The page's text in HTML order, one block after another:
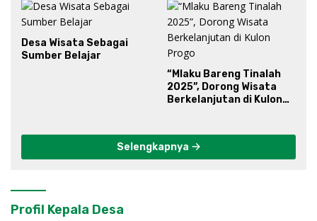
Desa Wisata Sebagai
Sumber Belajar
“Mlaku Bareng Tinalah
2025”, Dorong Wisata
Berkelanjutan di Kulon
Selengkapnya
Profil Kepala Desa